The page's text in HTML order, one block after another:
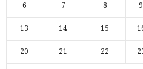
6 7 8 9
13 14 15
20 21 22